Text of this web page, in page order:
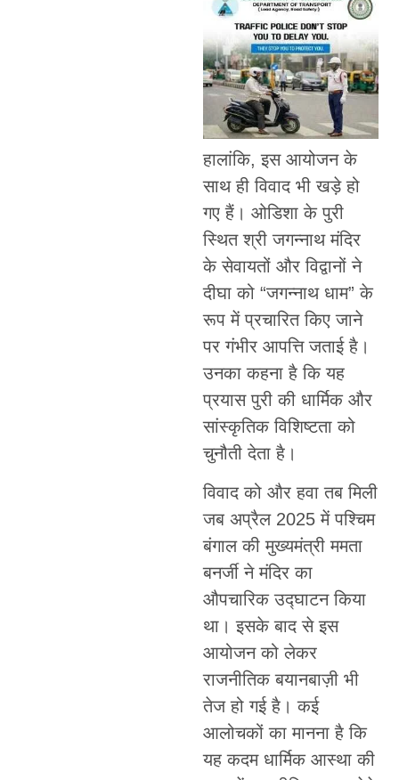
हालांकि, इस आयोजन के
साथ ही विवाद भी खड़े हो
गए हैं। ओडिशा के पुरी
स्थित श्री जगन्नाथ मंदिर
के सेवायतों और विद्वानों ने
दीघा को “जगन्नाथ धाम” के
रूप में प्रचारित किए जाने
पर गंभीर आपत्ति जताई है।
उनका कहना है कि यह
प्रयास पुरी की धार्मिक और
सांस्कृतिक विशिष्टता को
चुनौती देता है।
विवाद को और हवा तब मिली
जब अप्रैल 2025 में पश्चिम
बंगाल की मुख्यमंत्री ममता
बनर्जी ने मंदिर का
औपचारिक उद्घाटन किया
था। इसके बाद से इस
आयोजन को लेकर
राजनीतिक बयानबाज़ी भी
तेज हो गई है। कई
आलोचकों का मानना है कि
यह कदम धार्मिक आस्था की